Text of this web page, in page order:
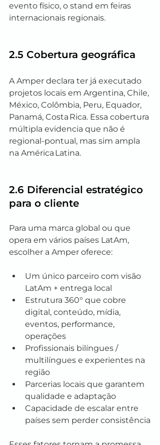
evento físico, o stand em feiras
internacionais regionais.
2.5 Cobertura geográfica
A Amper declara ter já executado
projetos locais em Argentina, Chile,
México, Colômbia, Peru, Equador,
Panamá, Costa Rica. Essa cobertura
múltipla evidencia que não é
regional‑pontual, mas sim ampla
na América Latina.
2.6 Diferencial estratégico
para o cliente
Para uma marca global ou que
opera em vários países LatAm,
escolher a Amper oferece:
Um único parceiro com visão
LatAm + entrega local
Estrutura 360° que cobre
digital, conteúdo, mídia,
eventos, performance,
operações
Profissionais bilíngues /
multilíngues e experientes na
região
Parcerias locais que garantem
qualidade e adaptação
Capacidade de escalar entre
países sem perder consistência